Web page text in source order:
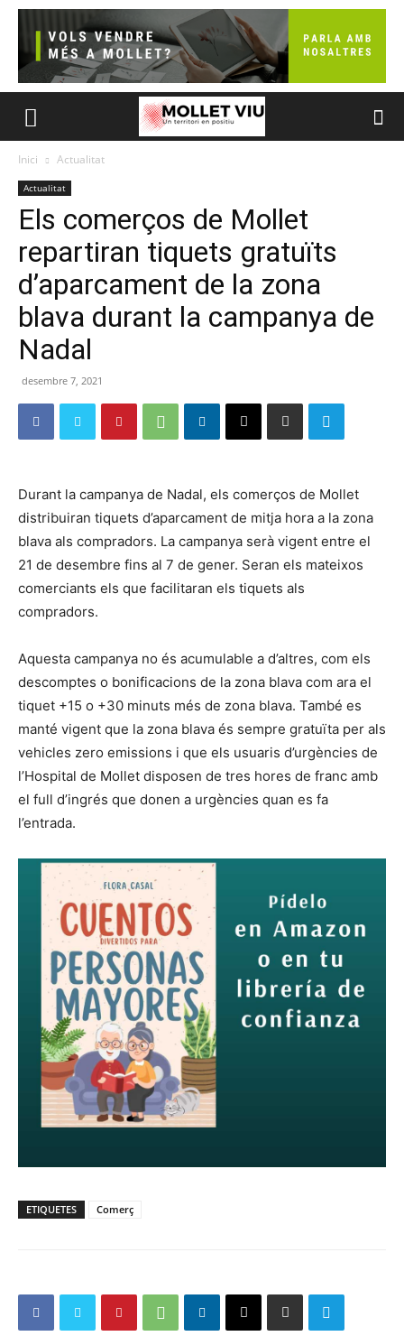
Inici Actualitat
Actualitat
Els comerços de Mollet
repartiran tiquets gratuïts
d’aparcament de la zona
blava durant la campanya de
Nadal
desembre 7, 2021
Durant la campanya de Nadal, els comerços de Mollet
distribuiran tiquets d’aparcament de mitja hora a la zona
blava als compradors. La campanya serà vigent entre el
21 de desembre fins al 7 de gener. Seran els mateixos
comerciants els que facilitaran els tiquets als
compradors.
Aquesta campanya no és acumulable a d’altres, com els
descomptes o bonificacions de la zona blava com ara el
tiquet +15 o +30 minuts més de zona blava. També es
manté vigent que la zona blava és sempre gratuïta per als
vehicles zero emissions i que els usuaris d’urgències de
l’Hospital de Mollet disposen de tres hores de franc amb
el full d’ingrés que donen a urgències quan es fa
l’entrada.
ETIQUETES Comerç